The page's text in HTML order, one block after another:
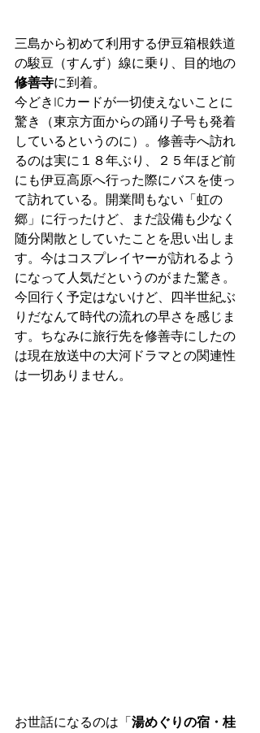
三島から初めて利用する伊豆箱根鉄道
の駿豆（すんず）線に乗り、目的地の
修善寺に到着。
今どきICカードが一切使えないことに
驚き（東京方面からの踊り子号も発着
しているというのに）。修善寺へ訪れ
るのは実に１８年ぶり、２５年ほど前
にも伊豆高原へ行った際にバスを使っ
て訪れている。開業間もない「虹の
郷」に行ったけど、まだ設備も少なく
随分閑散としていたことを思い出しま
す。今はコスプレイヤーが訪れるよう
になって人気だというのがまた驚き。
今回行く予定はないけど、四半世紀ぶ
りだなんて時代の流れの早さを感じま
す。ちなみに旅行先を修善寺にしたの
は現在放送中の大河ドラマとの関連性
は一切ありません。
お世話になるのは「 湯めぐりの宿・桂